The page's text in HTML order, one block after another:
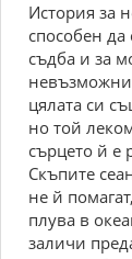
История за
способен да
съдба и за
невъзможни
цялата си
но той
сърцето й е
Скъпите
не й
плува в
заличи